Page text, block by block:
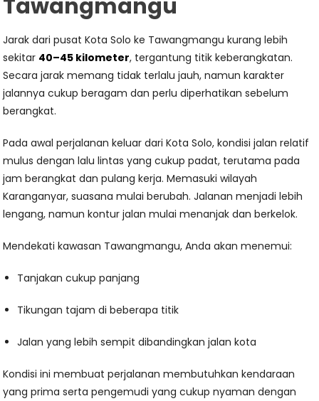
Tawangmangu
Jarak dari pusat Kota Solo ke Tawangmangu kurang lebih
sekitar 40–45 kilometer, tergantung titik keberangkatan.
Secara jarak memang tidak terlalu jauh, namun karakter
jalannya cukup beragam dan perlu diperhatikan sebelum
berangkat.
Pada awal perjalanan keluar dari Kota Solo, kondisi jalan relatif
mulus dengan lalu lintas yang cukup padat, terutama pada
jam berangkat dan pulang kerja. Memasuki wilayah
Karanganyar, suasana mulai berubah. Jalanan menjadi lebih
lengang, namun kontur jalan mulai menanjak dan berkelok.
Mendekati kawasan Tawangmangu, Anda akan menemui:
Tanjakan cukup panjang
Tikungan tajam di beberapa titik
Jalan yang lebih sempit dibandingkan jalan kota
Kondisi ini membuat perjalanan membutuhkan kendaraan
yang prima serta pengemudi yang cukup nyaman dengan